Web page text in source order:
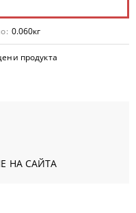
0.060кг
продукта
НА САЙТА